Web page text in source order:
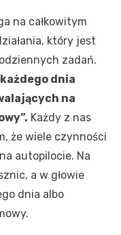
na całkowitym
który jest
zadań.
dnia
na
Każdy z nas
że wiele czynności
autopilocie. Na
a w głowie
dnia albo